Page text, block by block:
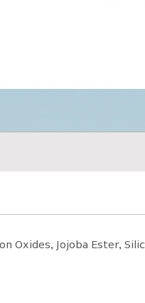
Oxides, Jojoba Ester,